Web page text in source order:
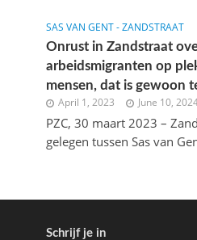
SAS VAN GENT - ZANDSTRAAT
Onrust in Zandstraat
arbeidsmigranten op
mensen, dat is gewoon
April 1, 2023 June 10,
PZC, 30 maart 2023 –
gelegen tussen Sas van
Schrijf je in